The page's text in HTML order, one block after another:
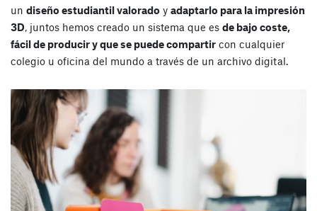
un diseño estudiantil valorado y adaptarlo para la impresión
3D, juntos hemos creado un sistema que es de bajo coste,
fácil de producir y que se puede compartir con cualquier
colegio u oficina del mundo a través de un archivo digital.